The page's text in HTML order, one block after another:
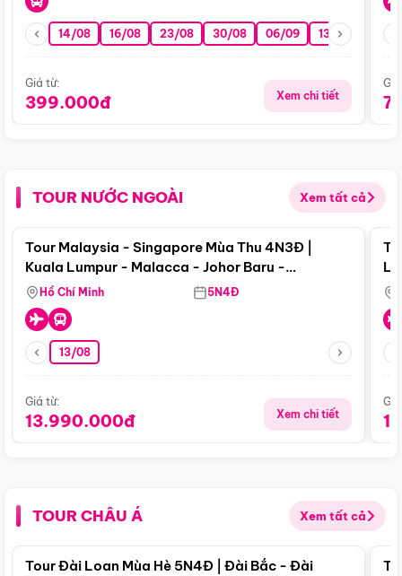
14/08 16/08 23/08 30/08 06/09 13/09 20/09
Giá từ:
399.000đ Xem chi tiết
TOUR NƯỚC NGOÀI Xem tất cả
Điểm nổi bật
Tour Malaysia - Singapore Mùa Thu 4N3Đ |
Kuala Lumpur - Malacca - Johor Baru -
Singapore
Hồ Chí Minh 5N4Đ
13/08
Giá từ:
13.990.000đ Xem chi tiết
TOUR CHÂU Á Xem tất cả
Điểm nổi bật
Tour Đài Loan Mùa Hè 5N4Đ | Đài Bắc - Đài